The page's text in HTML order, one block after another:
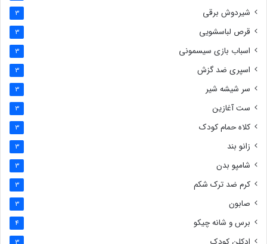
شیردوش برقی 3
قرص لباسشویی 3
اسباب بازی سیسمونی 3
اسپری ضد گزش 3
سر شیشه شیر 3
ست آغازین 3
کلاه حمام کودک 3
زانو بند 3
شامپو بدن 3
کرم ضد ترک شکم 3
صابون 3
برس و شانه چیکو 4